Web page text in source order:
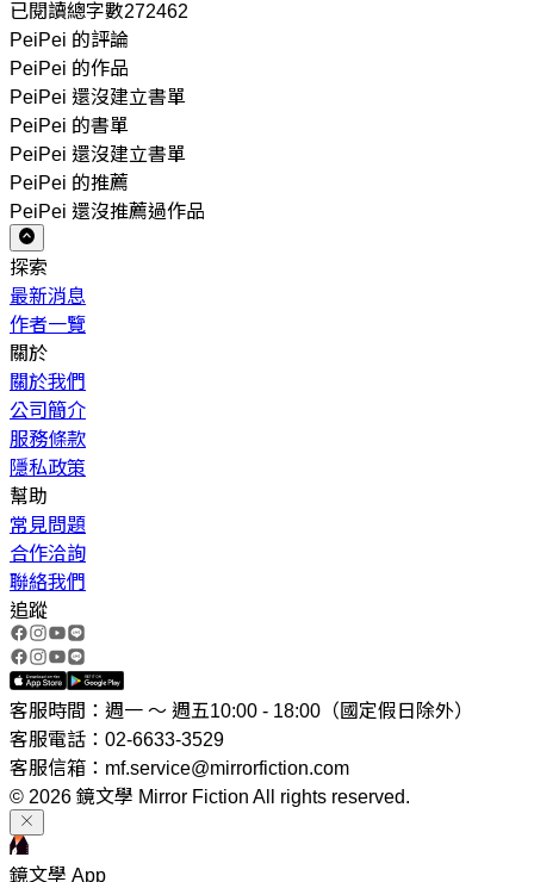
已閱讀總字數272462
PeiPei 的評論
PeiPei 的作品
PeiPei 還沒建立書單
PeiPei 的書單
PeiPei 還沒建立書單
PeiPei 的推薦
PeiPei 還沒推薦過作品
探索
最新消息
作者一覽
關於
關於我們
公司簡介
服務條款
隱私政策
幫助
常見問題
合作洽詢
聯絡我們
追蹤
客服時間：週一 ～ 週五10:00 - 18:00（國定假日除外）
客服電話：02-6633-3529
客服信箱：mf.service@mirrorfiction.com
© 2026 鏡文學 Mirror Fiction All rights reserved.
鏡文學 App